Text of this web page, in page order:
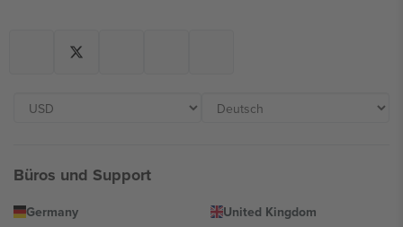
Büros und Support
Germany
United Kingdom